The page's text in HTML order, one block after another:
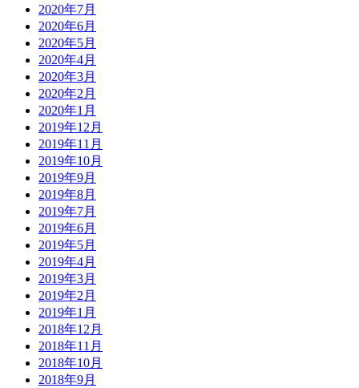
2020年7月
2020年6月
2020年5月
2020年4月
2020年3月
2020年2月
2020年1月
2019年12月
2019年11月
2019年10月
2019年9月
2019年8月
2019年7月
2019年6月
2019年5月
2019年4月
2019年3月
2019年2月
2019年1月
2018年12月
2018年11月
2018年10月
2018年9月